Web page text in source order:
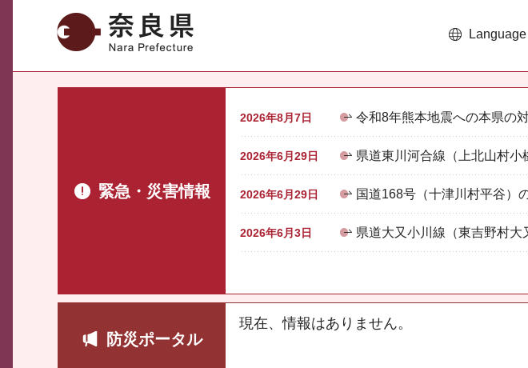
奈良県 Language
緊急・災害情報
2026年8月7日 令和8年熊本地震への本県の
2026年6月29日 県道東川河合線（上北山村
2026年6月29日 国道168号（十津川村平谷）
2026年6月3日 県道大又小川線（東吉野村
防災ポータル
現在、情報はありません。